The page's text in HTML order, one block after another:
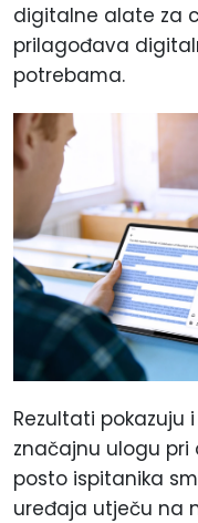
digitalne alate za
prilagođava
potrebama.
Rezultati pokazuju
značajnu ulogu pri
posto ispitanika
uređaja utječu na